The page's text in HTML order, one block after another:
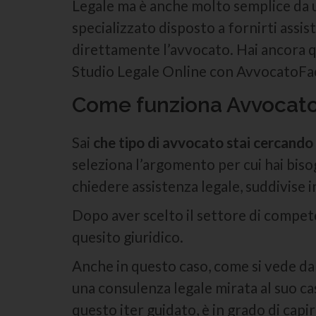
Legale ma è anche molto semplice
specializzato disposto a fornirti
direttamente l’avvocato. Hai ancora
Studio Legale Online con
Come funziona
Sai che tipo di avvocato stai cercando
seleziona l’argomento per cui hai
chiedere assistenza legale,
Dopo aver scelto il settore di
quesito giuridico.
Anche in questo caso, come si vede
una consulenza legale mirata al suo
questo iter guidato, è in grado di